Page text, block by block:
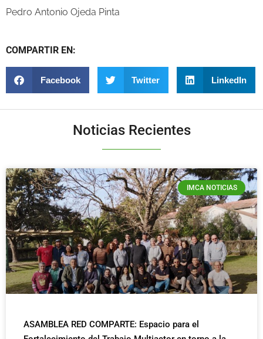
Pedro Antonio Ojeda Pinta
COMPARTIR EN:
Facebook Twitter LinkedIn
Noticias Recientes
IMCA NOTICIAS
ASAMBLEA RED COMPARTE: Espacio para el